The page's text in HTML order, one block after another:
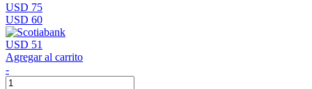
USD 75
USD 60
USD 51
Agregar al carrito
-